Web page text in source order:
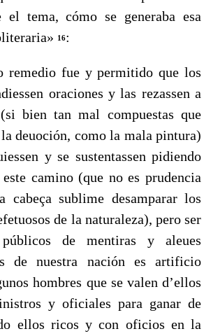
el tema, cómo se generaba esa
16:
fue y permitido que los
oraciones y las rezassen a
bien tan mal compuestas que
deuoción, como la mala pintura)
y se sustentassen pidiendo
camino (que no es prudencia
cabeça sublime desamparar los
de la naturaleza), pero ser
públicos de mentiras y aleues
de nuestra nación es artificio
hombres que se valen d’ellos
y oficiales para ganar de
ellos ricos y con oficios en la